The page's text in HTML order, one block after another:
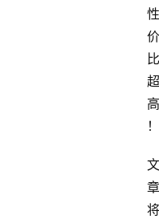
性
价
比
超
高
！
文
章
将